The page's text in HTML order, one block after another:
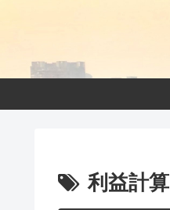
利益計算